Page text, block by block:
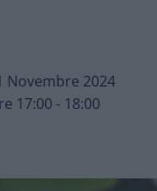
Novembre 2024
17:00 - 18:00